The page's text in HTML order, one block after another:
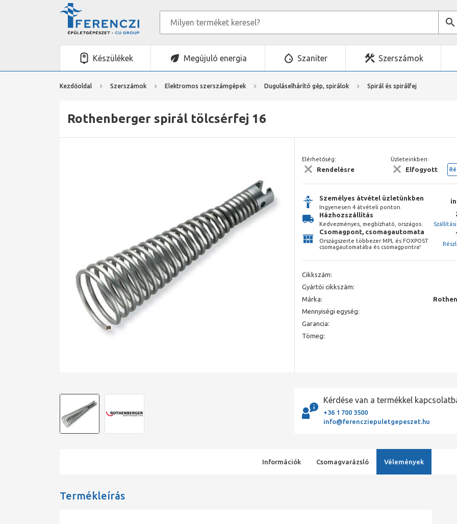
Készülékek Megújuló energia Szaniter Szerszámok
Kezdőoldal Szerszámok Elektromos szerszámgépek Duguláselhárító gép, spirálok Spirál és spirálfej
Rothenberger spirál tölcsérfej 16
Elérhetőség:
Rendelésre
Üzleteinkben:
Elfogyott
Személyes átvétel üzletünkben
Ingyenesen 4 átvételi ponton.
Házhozszállítás
Kedvezményes, megbízható, országos.
Csomagpont, csomagautomata
Országszerte többezer MPL és FOXPOST
csomagautomatába és csomagpontra!
Cikkszám:
Gyártói cikkszám:
Márka:
Mennyiségi egység:
Garancia:
Tömeg:
Kérdése van a termékkel
+36 1 700 3500
info@ferencziepuletgepeszet.hu
Információk Csomagvarázsló Vélemények
Termékleírás